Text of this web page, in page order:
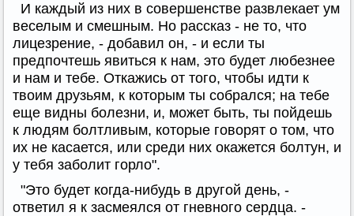
И каждый из них в совершенстве развлекает ум
веселым и смешным. Но рассказ - не то, что
лицезрение, - добавил он, - и если ты
предпочтешь явиться к нам, это будет любезнее
и нам и тебе. Откажись от того, чтобы идти к
твоим друзьям, к которым ты собрался; на тебе
еще видны болезни, и, может быть, ты пойдешь
к людям болтливым, которые говорят о том, что
их не касается, или среди них окажется болтун, и
у тебя заболит горло".
"Это будет когда-нибудь в другой день, -
ответил я к засмеялся от гневного сердца. -